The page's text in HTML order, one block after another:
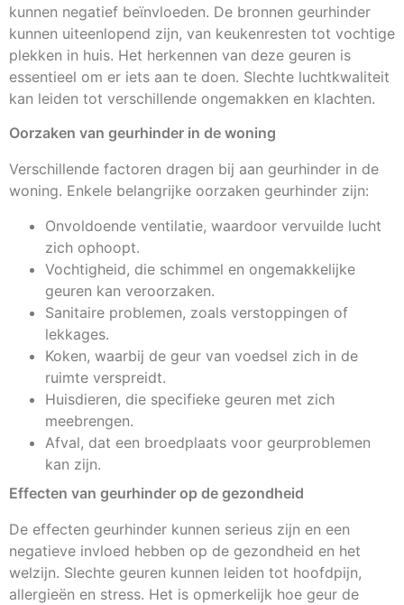
kunnen negatief beïnvloeden. De bronnen geurhinder
kunnen uiteenlopend zijn, van keukenresten tot vochtige
plekken in huis. Het herkennen van deze geuren is
essentieel om er iets aan te doen. Slechte luchtkwaliteit
kan leiden tot verschillende ongemakken en klachten.
Oorzaken van geurhinder in de woning
Verschillende factoren dragen bij aan geurhinder in de
woning. Enkele belangrijke oorzaken geurhinder zijn:
Onvoldoende ventilatie, waardoor vervuilde lucht
zich ophoopt.
Vochtigheid, die schimmel en ongemakkelijke
geuren kan veroorzaken.
Sanitaire problemen, zoals verstoppingen of
lekkages.
Koken, waarbij de geur van voedsel zich in de
ruimte verspreidt.
Huisdieren, die specifieke geuren met zich
meebrengen.
Afval, dat een broedplaats voor geurproblemen
kan zijn.
Effecten van geurhinder op de gezondheid
De effecten geurhinder kunnen serieus zijn en een
negatieve invloed hebben op de gezondheid en het
welzijn. Slechte geuren kunnen leiden tot hoofdpijn,
allergieën en stress. Het is opmerkelijk hoe geur de